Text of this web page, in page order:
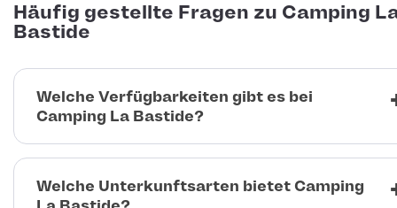
Häufig gestellte Fragen zu Camping
Bastide
Welche Verfügbarkeiten gibt es bei
Camping La Bastide?
Welche Unterkunftsarten bietet Camping